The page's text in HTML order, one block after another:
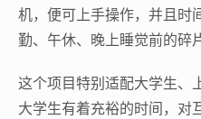
机，便可上手操作，并且时
勤、午休、晚上睡觉前的碎
这个项目特别适配大学生、
大学生有着充裕的时间，对